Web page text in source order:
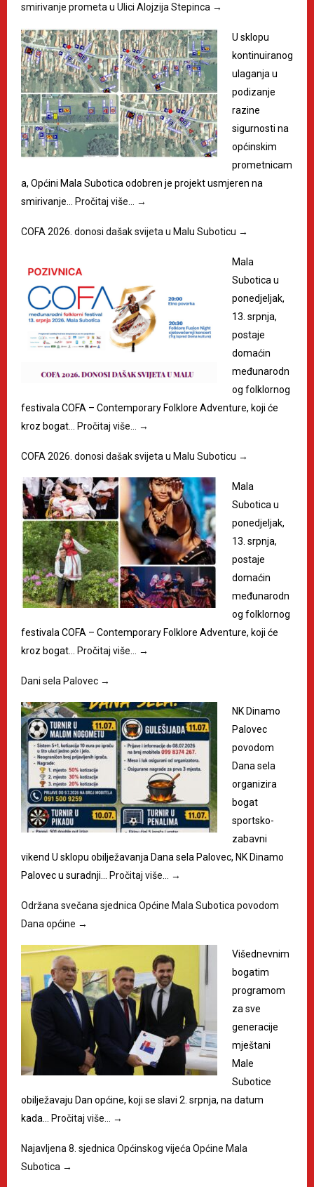
smirivanje prometa u Ulici Alojzija Stepinca →
U sklopu
kontinuiranog
ulaganja u
podizanje
razine
sigurnosti na
općinskim
prometnicam
a, Općini Mala Subotica odobren je projekt usmjeren na
smirivanje…
Pročitaj više… →
COFA 2026. donosi dašak svijeta u Malu Suboticu →
Mala
Subotica u
ponedjeljak,
13. srpnja,
postaje
domaćin
međunarodn
og folklornog
festivala COFA – Contemporary Folklore Adventure, koji će
kroz bogat…
Pročitaj više… →
COFA 2026. donosi dašak svijeta u Malu Suboticu →
Mala
Subotica u
ponedjeljak,
13. srpnja,
postaje
domaćin
međunarodn
og folklornog
festivala COFA – Contemporary Folklore Adventure, koji će
kroz bogat…
Pročitaj više… →
Dani sela Palovec →
NK Dinamo
Palovec
povodom
Dana sela
organizira
bogat
sportsko-
zabavni
vikend U sklopu obilježavanja Dana sela Palovec, NK Dinamo
Palovec u suradnji…
Pročitaj više… →
Održana svečana sjednica Općine Mala Subotica povodom
Dana općine →
Višednevnim
bogatim
programom
za sve
generacije
mještani
Male
Subotice
obilježavaju Dan općine, koji se slavi 2. srpnja, na datum
kada…
Pročitaj više… →
Najavljena 8. sjednica Općinskog vijeća Općine Mala
Subotica →